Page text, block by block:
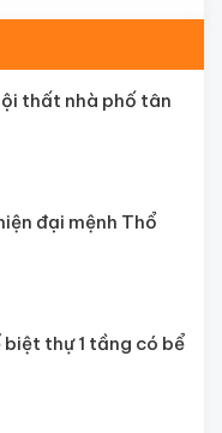
thất nhà phố tân
đại mệnh Thổ
thự 1 tầng có bể